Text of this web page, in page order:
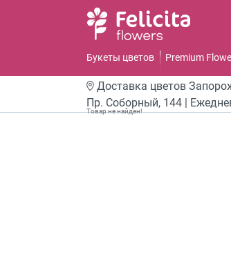
Букеты цветов Premium
Доставка цветов
Пр. Соборный, 144 |
Товар не найден!